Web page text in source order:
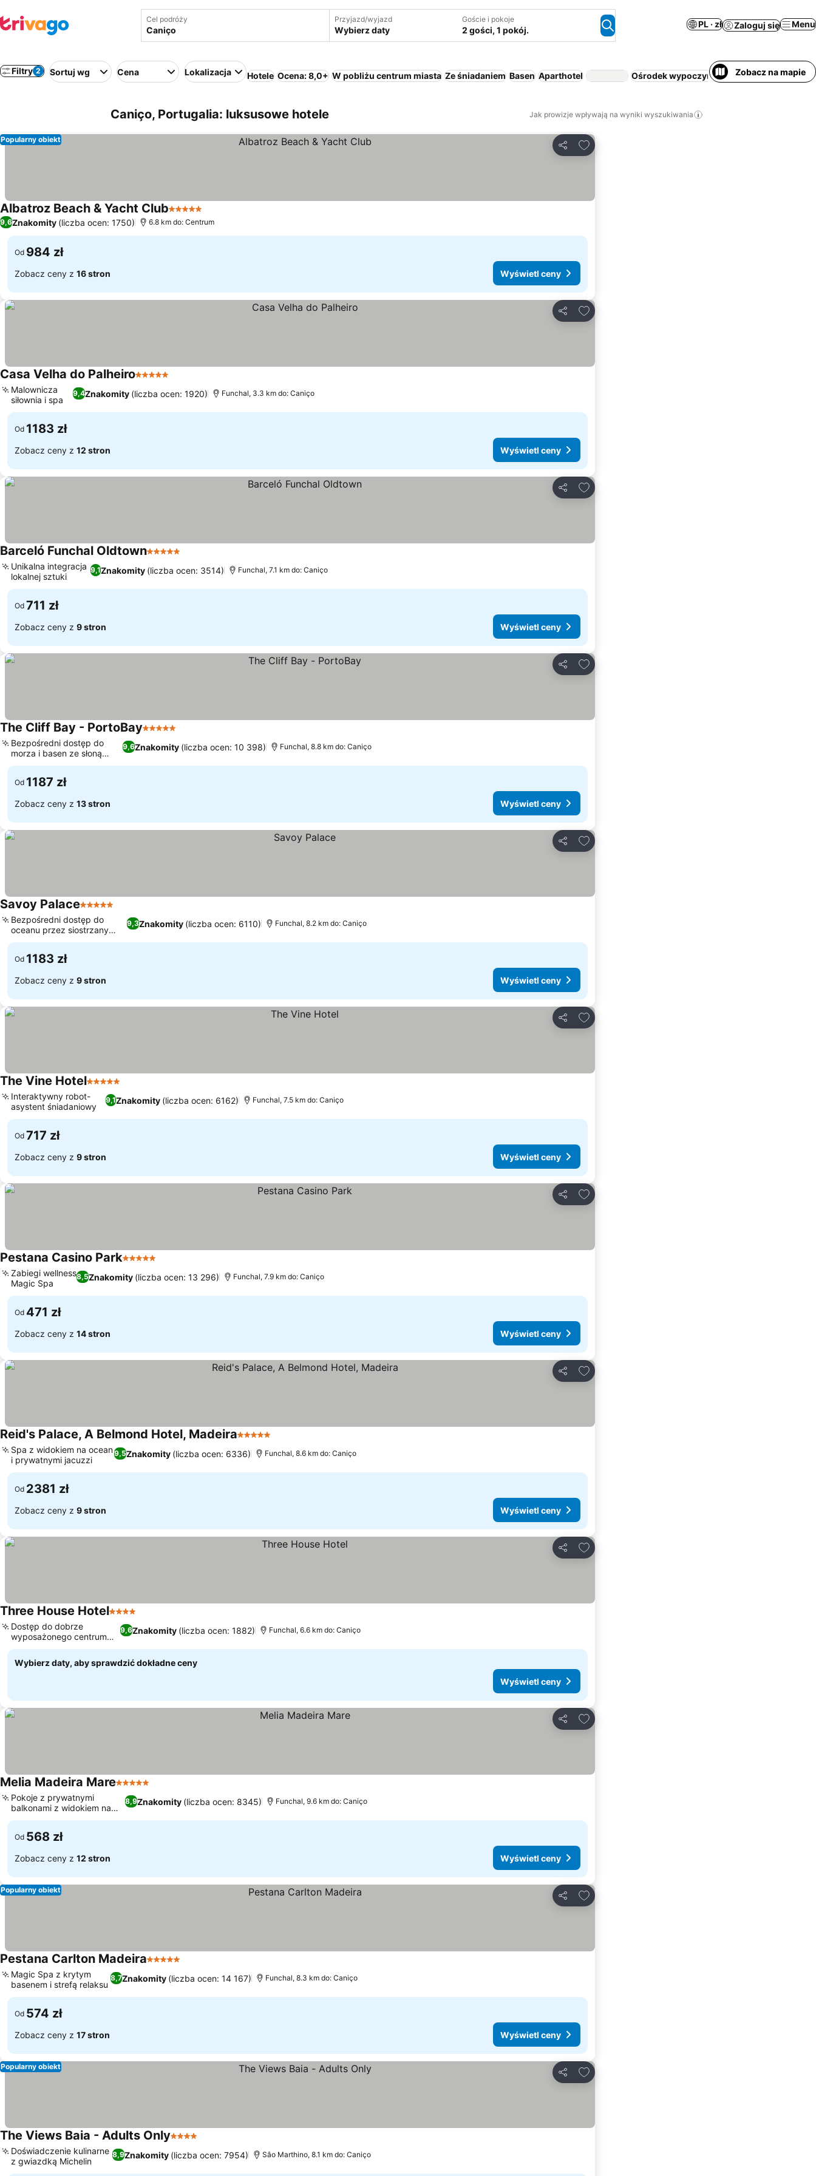
Cel podróży Przyjazd/wyjazd
Wybierz daty
Goście i pokoje
2 gości, 1 pokój.
PL · zł Zaloguj się Menu
Filtry 2 Sortuj wg Cena Lokalizacja Hotele Ocena: 8,0+ W pobliżu centrum miasta Ze śniadaniem Basen Aparthotel Ośrodek wypoczynkowy Śniadanie i kolacja
Zobacz na mapie
Caniço, Portugalia: luksusowe hotele Jak prowizje wpływają na wyniki wyszukiwania
Udostępnij
Dodaj do ulubionych
Popularny obiekt
Albatroz Beach & Yacht Club5 Kategoria
9,6Znakomity (liczba ocen: 1750) 6.8 km do: Centrum
Od 984 zł
Zobacz ceny z 16 stron Wyświetl ceny
Udostępnij
Dodaj do ulubionych
Casa Velha do Palheiro5 Kategoria
9,4Znakomity (liczba ocen: 1920)
Malownicza
siłownia i spa
Funchal, 3.3 km do: Caniço
Od 1183 zł
Zobacz ceny z 12 stron Wyświetl ceny
Udostępnij
Dodaj do ulubionych
Barceló Funchal Oldtown5 Kategoria
9,1Znakomity (liczba ocen: 3514)
Unikalna integracja
lokalnej sztuki
Funchal, 7.1 km do: Caniço
Od 711 zł
Zobacz ceny z 9 stron Wyświetl ceny
Udostępnij
Dodaj do ulubionych
The Cliff Bay - PortoBay5 Kategoria
9,6Znakomity (liczba ocen: 10 398)
Bezpośredni dostęp do
morza i basen ze słoną
wodą
Funchal, 8.8 km do: Caniço
Od 1187 zł
Zobacz ceny z 13 stron Wyświetl ceny
Udostępnij
Dodaj do ulubionych
Savoy Palace5 Kategoria
9,3Znakomity (liczba ocen: 6110)
Bezpośredni dostęp do
oceanu przez siostrzany
hotel
Funchal, 8.2 km do: Caniço
Od 1183 zł
Zobacz ceny z 9 stron Wyświetl ceny
Udostępnij
Dodaj do ulubionych
The Vine Hotel5 Kategoria
9,1Znakomity (liczba ocen: 6162)
Interaktywny robot-
asystent śniadaniowy
Funchal, 7.5 km do: Caniço
Od 717 zł
Zobacz ceny z 9 stron Wyświetl ceny
Udostępnij
Dodaj do ulubionych
Pestana Casino Park5 Kategoria
8,5Znakomity (liczba ocen: 13 296)
Zabiegi wellness
Magic Spa
Funchal, 7.9 km do: Caniço
Od 471 zł
Zobacz ceny z 14 stron Wyświetl ceny
Udostępnij
Dodaj do ulubionych
Reid's Palace, A Belmond Hotel, Madeira5 Kategoria
9,5Znakomity (liczba ocen: 6336)
Spa z widokiem na ocean
i prywatnymi jacuzzi
Funchal, 8.6 km do: Caniço
Od 2381 zł
Zobacz ceny z 9 stron Wyświetl ceny
Udostępnij
Dodaj do ulubionych
Three House Hotel4 Kategoria
9,6Znakomity (liczba ocen: 1882)
Dostęp do dobrze
wyposażonego centrum
fitness
Funchal, 6.6 km do: Caniço
Wybierz daty, aby sprawdzić dokładne ceny
Wyświetl ceny
Udostępnij
Dodaj do ulubionych
Melia Madeira Mare5 Kategoria
8,9Znakomity (liczba ocen: 8345)
Pokoje z prywatnymi
balkonami z widokiem na
ocean
Funchal, 9.6 km do: Caniço
Od 568 zł
Zobacz ceny z 12 stron Wyświetl ceny
Udostępnij
Dodaj do ulubionych
Popularny obiekt
Pestana Carlton Madeira5 Kategoria
8,7Znakomity (liczba ocen: 14 167)
Magic Spa z krytym
basenem i strefą relaksu
Funchal, 8.3 km do: Caniço
Od 574 zł
Zobacz ceny z 17 stron Wyświetl ceny
Udostępnij
Dodaj do ulubionych
Popularny obiekt
The Views Baia - Adults Only4 Kategoria
8,9Znakomity (liczba ocen: 7954)
Doświadczenie kulinarne
z gwiazdką Michelin
Sâo Marthino, 8.1 km do: Caniço